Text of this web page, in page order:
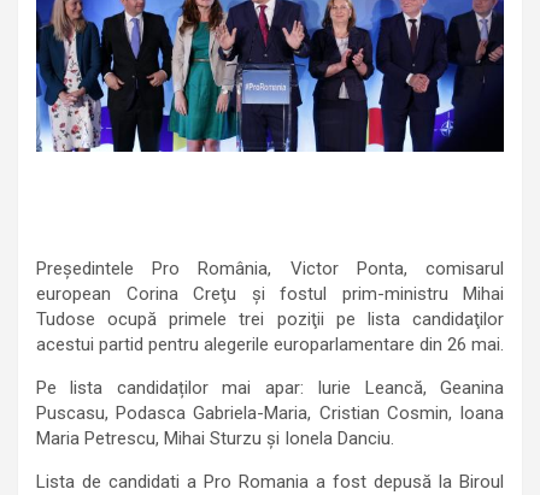
Preşedintele Pro România, Victor Ponta, comisarul
european Corina Creţu şi fostul prim-ministru Mihai
Tudose ocupă primele trei poziţii pe lista candidaţilor
acestui partid pentru alegerile europarlamentare din 26 mai.
Pe lista candidaților mai apar: Iurie Leancă, Geanina
Puscasu, Podasca Gabriela-Maria, Cristian Cosmin, Ioana
Maria Petrescu, Mihai Sturzu și Ionela Danciu.
Lista de candidati a Pro Romania a fost depusă la Biroul